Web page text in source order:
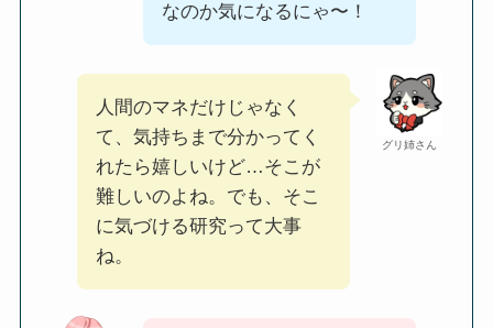
なのか気になるにゃ〜！
グリ姉さん
人間のマネだけじゃなく
て、気持ちまで分かってく
れたら嬉しいけど…そこが
難しいのよね。でも、そこ
に気づける研究って大事
ね。